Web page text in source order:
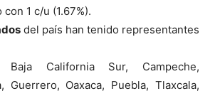
1 c/u (1.67%).
del país han tenido representantes
Baja California Sur, Campeche,
Guerrero, Oaxaca, Puebla, Tlaxcala,